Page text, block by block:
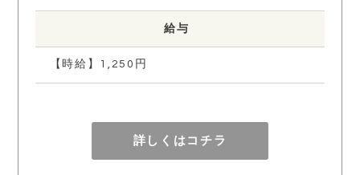
給与
【時給】1,250円
詳しくはコチラ